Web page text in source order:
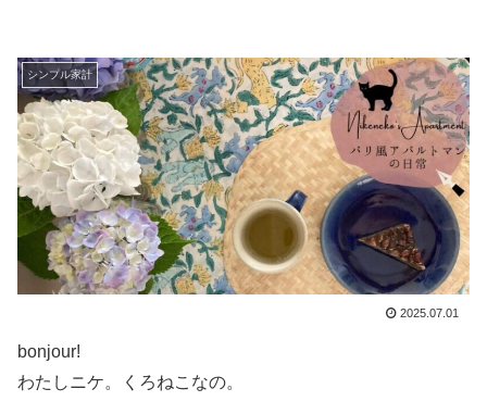
シンプル家計
2025.07.01
bonjour!
わたしニケ。くろねこなの。